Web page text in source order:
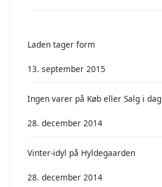
Laden tager form
13. september 2015
Ingen varer på Køb eller Salg i dag
28. december 2014
Vinter-idyl på Hyldegaarden
28. december 2014